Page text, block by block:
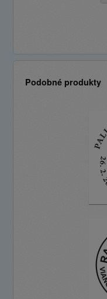
Podobné produkty